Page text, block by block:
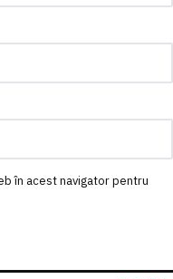
în acest navigator pentru